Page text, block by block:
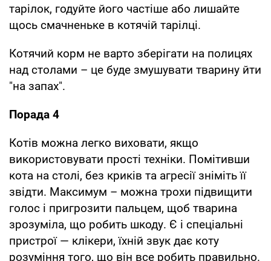
тарілок, годуйте його частіше або лишайте
щось смачненьке в котячій тарілці.
Котячий корм не варто зберігати на полицях
над столами – це буде змушувати тварину йти
"на запах".
Порада 4
Котів можна легко виховати, якщо
використовувати прості техніки. Помітивши
кота на столі, без криків та агресії зніміть її
звідти. Максимум – можна трохи підвищити
голос і пригрозити пальцем, щоб тварина
зрозуміла, що робить шкоду. Є і спеціальні
пристрої — клікери, їхній звук дає коту
розуміння того, що він все робить правильно.